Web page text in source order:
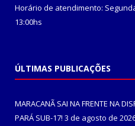
Horário de atendimento:
13:00hs
ÚLTIMAS PUBLICAÇÕES
MARACANÃ SAI NA FRENTE NA
PARÁ SUB-17! 3 de agosto de